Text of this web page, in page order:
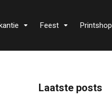
Feest Printshop
Laatste posts